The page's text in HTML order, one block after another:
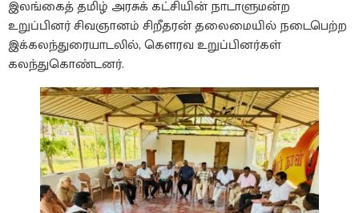
​இலங்கைத் தமிழ் அரசுக் கட்சியின் நாடாளுமன்ற
உறுப்பினர் சிவஞானம் சிறீதரன் தலைமையில் நடைபெற்ற
இக்கலந்துரையாடலில், கௌரவ உறுப்பினர்கள்
கலந்துகொண்டனர்.